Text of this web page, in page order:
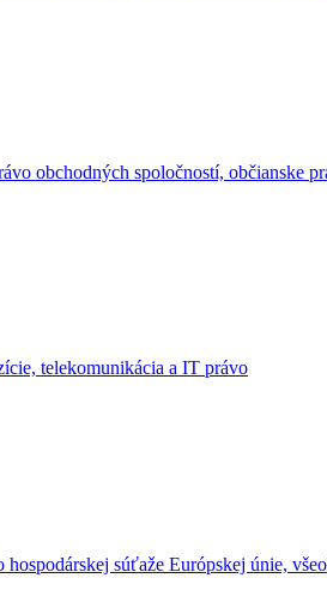
obchodných spoločností, občianske
telekomunikácia a IT právo
súťaže Európskej únie,